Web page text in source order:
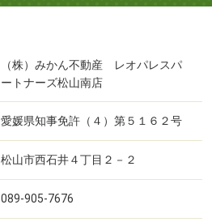
（株）みかん不動産 レオパレスパ
ートナーズ松山南店
愛媛県知事免許（４）第５１６２号
松山市西石井４丁目２－２
089-905-7676